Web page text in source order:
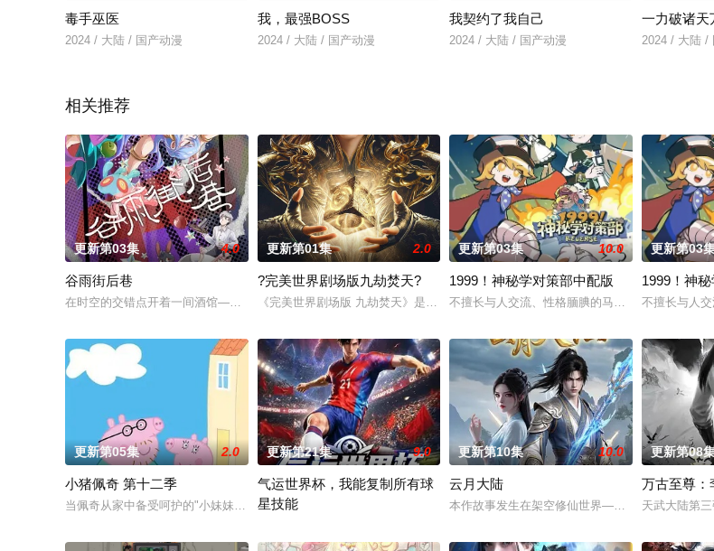
毒手巫医
2024 / 大陆 / 国产动漫
我，最强BOSS
2024 / 大陆 / 国产动漫
我契约了我自己
2024 / 大陆 / 国产动漫
一力破诸天
2024 / 大陆 /
相关推荐
更新第03集 4.0
谷雨街后巷
在时空的交错点开着一间酒馆——谷雨街后巷。 无论城市的角落，还是繁星坠落的荒漠， 穿过现实的迷宫，欢迎光临“谷雨街
更新第01集 2.0
?完美世界剧场版九劫焚天?
《完美世界剧场版 九劫焚天》是动画《完美世界》的第二部剧场版作品。 故事聚焦仙
更新第03集 10.0
1999！神秘学对策部中配版
不擅长与人交流、性格腼腆的马库斯在一场乌龙
更新第03
1999！神
不擅长与人
更新第05集 2.0
小猪佩奇 第十二季
当佩奇从家中备受呵护的"小妹妹"一跃成为肩负责任的"大姐姐"，而乔治从集万千宠爱于一身的"小弟弟"转变
更新第21集 9.0
气运世界杯，我能复制所有球
星技能
更新第10集 10.0
云月大陆
本作故事发生在架空修仙世界——云月大陆。 大陆
更新第08
万古至尊：
天武大陆第